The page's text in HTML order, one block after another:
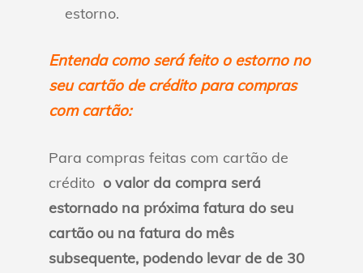
estorno.
Entenda como será feito o estorno no
seu cartão de crédito para compras
com cartão:
Para compras feitas com cartão de
crédito o valor da compra será
estornado na próxima fatura do seu
cartão ou na fatura do mês
subsequente, podendo levar de de 30